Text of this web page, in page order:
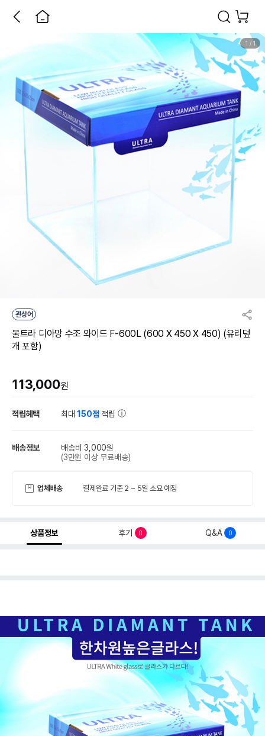
1 / 1
관상어
울트라 디아망 수조 와이드 F-600L (600 X 450 X 450) (유리덮
개 포함)
113,000원
적립혜택 최대150점 적립
배송정보
배송비 3,000원
(3만원 이상 무료배송)
업체배송 결제완료 기준 2 ~ 5일 소요 예정
상품정보 후기 0 Q&A 0